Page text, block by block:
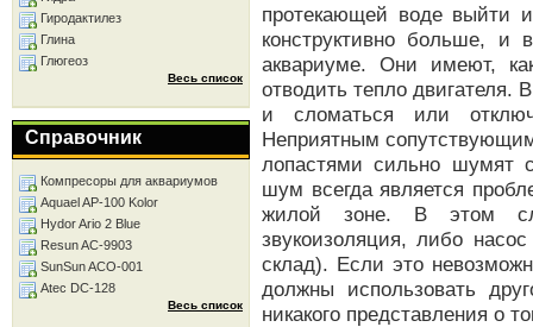
протекающей воде выйти
конструктивно больше,
аквариуме. Они имеют,
отводить тепло двигателя.
и сломаться или
Неприятным
лопастями сильно шумят
шум всегда является
жилой зоне. В этом
звукоизоляция, либо
склад). Если это
должны использовать
никакого представления о
Гиродактилез
Глина
Глюгеоз
Весь список
Справочник
Компресоры для аквариумов
Aquael AP-100 Kolor
Hydor Ario 2 Blue
Resun AC-9903
SunSun ACO-001
Atec DC-128
Весь список